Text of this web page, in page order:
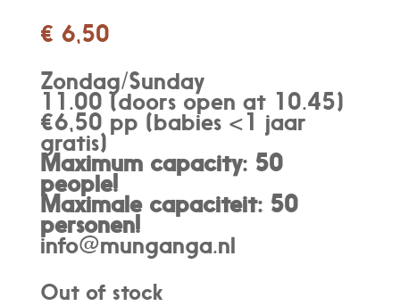
€ 6,50
Zondag/Sunday
11.00 (doors open at 10.45)
€6,50 pp (babies <1 jaar
gratis)
Maximum capacity: 50
people!
Maximale capaciteit: 50
personen!
info@munganga.nl
Out of stock